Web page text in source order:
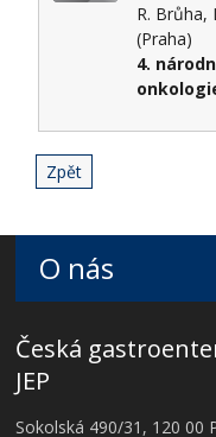
R. Brůha,
(Praha)
4.
Zpět
O nás
Česká
JEP
Sokolská 490/31, 120 00